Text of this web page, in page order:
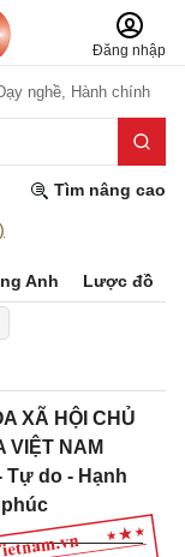
Đăng nhập
nghề, Hành chính
Tìm nâng cao
Anh Lược đồ
XÃ HỘI CHỦ
VIỆT NAM
Tự do - Hạnh
phúc